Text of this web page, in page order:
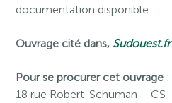
documentation disponible.
Ouvrage cité dans, Sudouest.fr
Pour se procurer cet ouvrage :
18 rue Robert-Schuman – CS